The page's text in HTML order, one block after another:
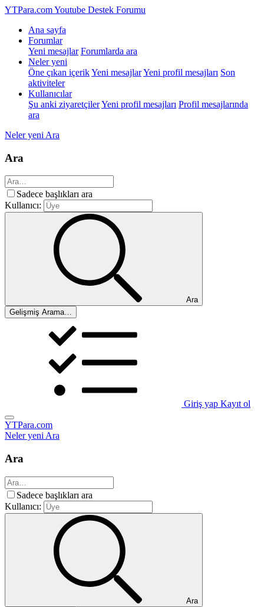
YTPara.comYoutube Destek Forumu
Ana sayfa
Forumlar
Yeni mesajlar Forumlarda ara
Neler yeni
Öne çıkan içerikYeni mesajlarYeni profil mesajları Son
aktiviteler
Kullanıcılar
Şu anki ziyaretçilerYeni profil mesajları Profil mesajlarında
ara
Neler yeni Ara
Ara
Sadece başlıkları ara
Kullanıcı:
Ara
Gelişmiş Arama…
Giriş yap Kayıt ol
YTPara.com
Neler yeniAra
Ara
Sadece başlıkları ara
Kullanıcı:
Ara